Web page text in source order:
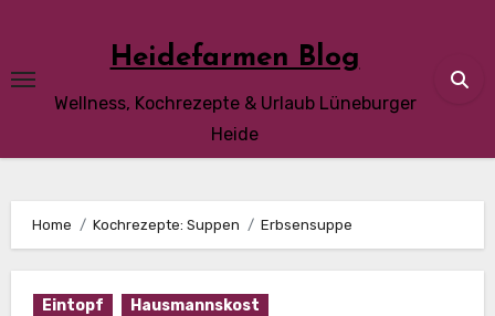
content
Heidefarmen Blog
Wellness, Kochrezepte & Urlaub Lüneburger
Heide
Home Kochrezepte: Suppen Erbsensuppe
Eintopf
Hausmannskost